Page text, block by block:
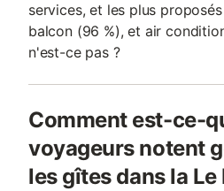
services, et les plus
balcon (96 %), et air
n'est-ce pas ?
Comment est-ce-
voyageurs notent
les gîtes dans la Le